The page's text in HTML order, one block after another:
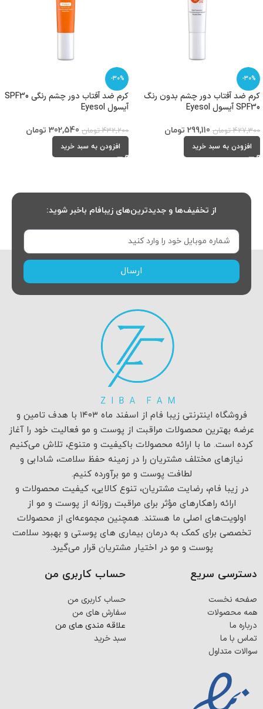
-30%
کرم ضد آفتاب دور چشم بدون رنگ
SPF30 آیسول Eyesol
427,300 تومان 299,110 تومان
افزودن به سبد خرید
-30%
کرم ضد آفتاب دور چشم رنگی SPF30
آیسول Eyesol
432,200 تومان 302,540 تومان
افزودن به سبد خرید
از تخفیف‌ها و جدیدترین‌های زیبافام باخبر شوید:
ارسال
فروشگاه اینترنتی زیبا فام از اسفند ماه ۱۴۰۳ با هدف تامین و
عرضه بهترین محصولات مراقبت از پوست و مو فعالیت خود را آغاز
کرده است. ما با ارائه محصولات باکیفیت و متنوع، تلاش می‌کنیم
نیازهای مختلف مشتریان را در زمینه حفظ سلامت، شادابی و
لطافت پوست و مو برآورده کنیم.
در زیبا فام، رضایت مشتریان، تنوع کالایی، کیفیت محصولات و
ارائه راهکارهای مؤثر برای مراقبت روزانه از پوست و مو از
اولویت‌های اصلی ما هستند. همچنین مجموعه‌ای از محصولات
تخصصی برای کمک به درمان بیماری های پوستی و بهبود سلامت
پوست و مو در اختیار مشتریان قرار می‌گیرد.
دسترسی سریع
صفحه نخست
همه محصولات
درباره ما
تماس با ما
سوالات متداول
حساب کاربری من
حساب کاربری من
سفارش های من
علاقه مندی های من
سبد خرید